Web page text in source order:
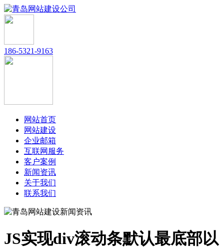
186-5321-9163
网站首页
网站建设
企业邮箱
互联网服务
客户案例
新闻资讯
关于我们
联系我们
JS实现div滚动条默认最底部以